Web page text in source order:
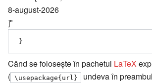
8-august-2026
]"
Când se folosește în pachetul LaTeX
( \usepackage{url}
undeva în